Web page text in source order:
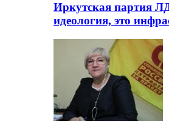
Иркутская партия
идеология, это